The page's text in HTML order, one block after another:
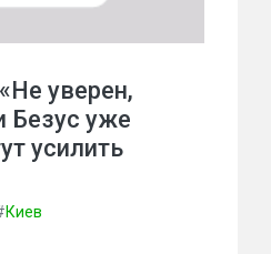
уверен,
Безус уже
усилить
Киев